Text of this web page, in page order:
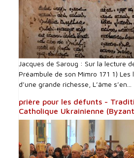
Jacques de Saroug : Sur la lecture
Préambule de son Mimro 171 1)
d’une grande richesse, L’âme s’en...
prière pour les défunts -
Catholique Ukrainienne